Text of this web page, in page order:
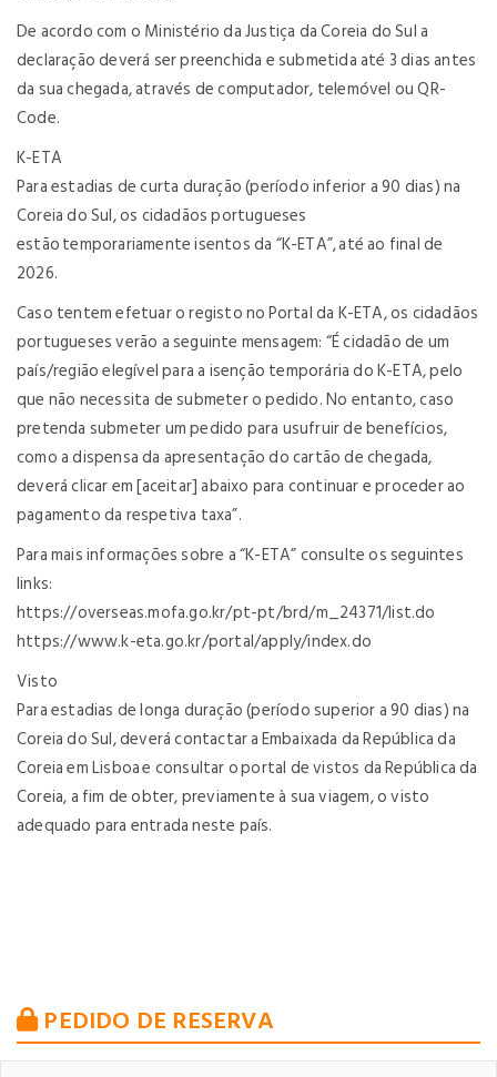
De acordo com o Ministério da Justiça da Coreia do Sul a
declaração deverá ser preenchida e submetida até 3 dias antes
da sua chegada, através de computador, telemóvel ou QR-
Code.
K-ETA
Para estadias de curta duração (período inferior a 90 dias) na
Coreia do Sul, os cidadãos portugueses
estão temporariamente isentos da “K-ETA”, até ao final de
2026.
Caso tentem efetuar o registo no Portal da K-ETA, os cidadãos
portugueses verão a seguinte mensagem: “É cidadão de um
país/região elegível para a isenção temporária do K-ETA, pelo
que não necessita de submeter o pedido. No entanto, caso
pretenda submeter um pedido para usufruir de benefícios,
como a dispensa da apresentação do cartão de chegada,
deverá clicar em [aceitar] abaixo para continuar e proceder ao
pagamento da respetiva taxa”.
Para mais informações sobre a “K-ETA” consulte os seguintes
links:
https://overseas.mofa.go.kr/pt-pt/brd/m_24371/list.do
https://www.k-eta.go.kr/portal/apply/index.do
Visto
Para estadias de longa duração (período superior a 90 dias) na
Coreia do Sul, deverá contactar a Embaixada da República da
Coreia em Lisboa e consultar o portal de vistos da República da
Coreia, a fim de obter, previamente à sua viagem, o visto
adequado para entrada neste país.
PEDIDO DE RESERVA